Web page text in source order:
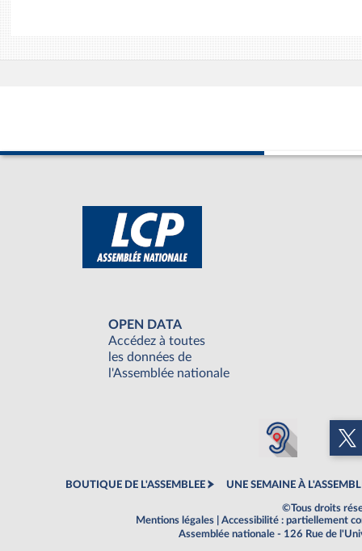
OPEN DATA
Accédez à toutes
les données de
l'Assemblée nationale
BOUTIQUE DE L'ASSEMBLEE UNE SEMAINE À
©Tous droits
Mentions légales
Accessibilité : partiellement
Assemblée nationale - 126 Rue de